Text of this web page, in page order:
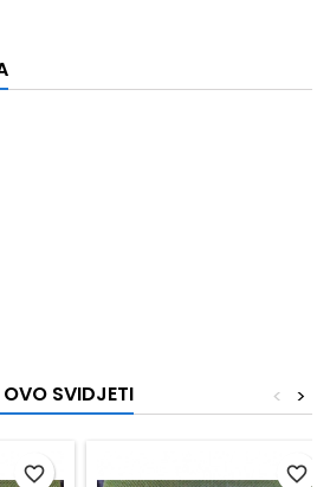
SVIDJETI >
<
favorite_border favorite_border